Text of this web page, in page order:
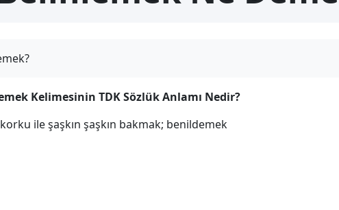
Kelimesinin TDK Sözlük Anlamı Nedir?
ile şaşkın şaşkın bakmak; benildemek